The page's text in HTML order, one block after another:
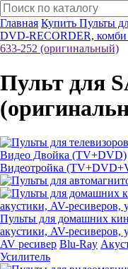
Главная Купить Пульты
DVD-RECORDER,
633-252 (оригинальный)
Пульт для
Видео Двойка (TV+DVD)
Видеотройка
Пульты для домашних
акустики, AV-ресиверов,
AV ресивер Blu-Ray
Усилитель